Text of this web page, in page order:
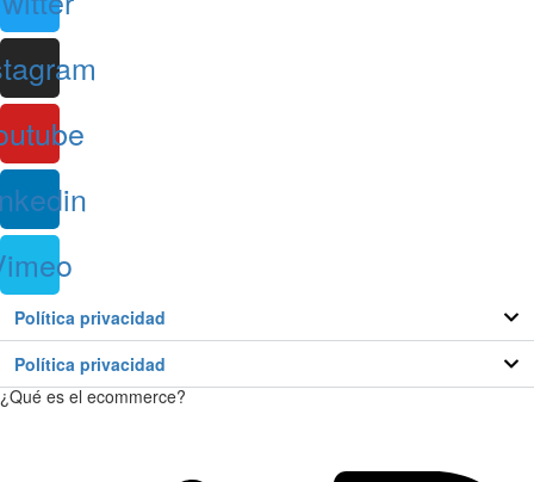
Política privacidad
Política privacidad
¿Qué es el ecommerce?